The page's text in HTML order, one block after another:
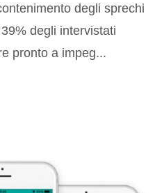
degli sprechi
degli intervistati
pronto a impeg...